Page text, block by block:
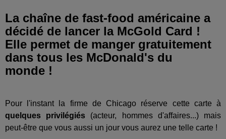
La chaîne de fast-food américaine a
décidé de lancer la McGold Card !
Elle permet de manger gratuitement
dans tous les McDonald's du
monde !
Pour l'instant la firme de Chicago réserve cette carte à
quelques privilégiés (acteur, hommes d'affaires...) mais
peut-être que vous aussi un jour vous aurez une telle carte !